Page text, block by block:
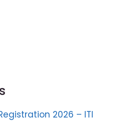
2026 – ITI